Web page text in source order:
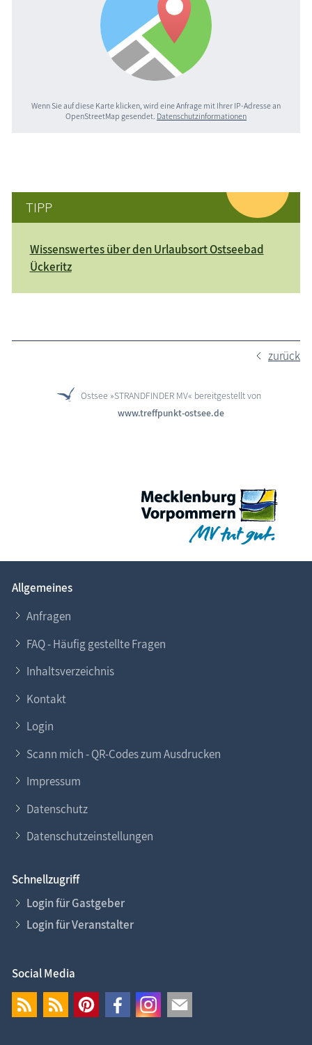
Wenn Sie auf diese Karte klicken, wird eine Anfrage mit Ihrer IP-Adresse an
OpenStreetMap gesendet. Datenschutzinformationen
TIPP
Wissenswertes über den Urlaubsort Ostseebad
Ückeritz
zurück
Ostsee »STRANDFINDER MV« bereitgestellt von
www.treffpunkt-ostsee.de
Allgemeines
Anfragen
FAQ - Häufig gestellte Fragen
Inhaltsverzeichnis
Kontakt
Login
Scann mich - QR-Codes zum Ausdrucken
Impressum
Datenschutz
Datenschutzeinstellungen
Schnellzugriff
Login für Gastgeber
Login für Veranstalter
Social Media